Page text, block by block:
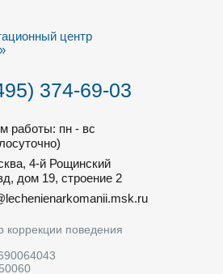
374-69-03
работы: пн - вс
4-й Рощинский
дом 19, строение 2
поведения